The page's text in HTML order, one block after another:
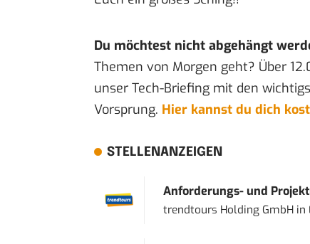
Du möchtest nicht abgehängt
Themen von Morgen geht? Über
unser Tech-Briefing mit den
Vorsprung. Hier kannst du dich
STELLENANZEIGEN
Anforderungs- und
trendtours Holding GmbHin